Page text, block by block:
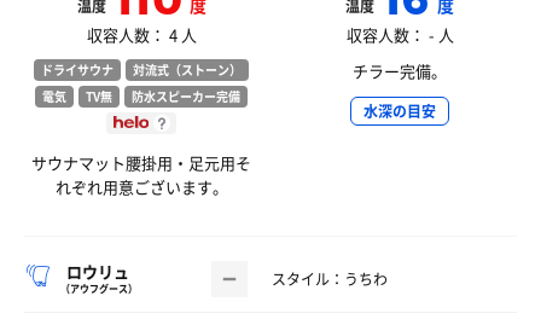
温度 度
収容人数： 4 人
ドライサウナ
対流式（ストーン）
電気
TV無 防水スピーカー完備
サウナマット腰掛用・足元用そ
れぞれ用意ございます。
温度 度
収容人数： - 人
チラー完備。
水深の目安
ロウリュ
（アウフグース） スタイル：うちわ